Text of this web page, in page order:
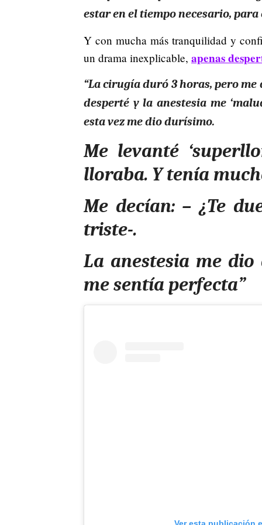
estar en el tiempo necesario,
Y con mucha más tranquilidad y
un drama inexplicable, apenas
“La cirugía duró 3 horas, pero
desperté y la anestesia me
esta vez me dio durísimo.
Me levanté
lloraba. Y tenía
Me decían: – ¿Te
triste-.
La anestesia me
me sentía perfecta”
Ver esta publicación